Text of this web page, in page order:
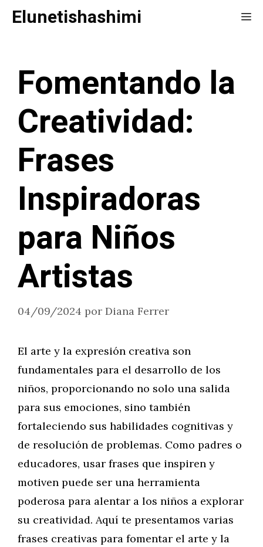
SaltarElunetishashimi
Fomentando la
Creatividad:
Frases
Inspiradoras
para Niños
Artistas
04/09/2024 por Diana Ferrer
El arte y la expresión creativa son
fundamentales para el desarrollo de los
niños, proporcionando no solo una salida
para sus emociones, sino también
fortaleciendo sus habilidades cognitivas y
de resolución de problemas. Como padres o
educadores, usar frases que inspiren y
motiven puede ser una herramienta
poderosa para alentar a los niños a explorar
su creatividad. Aquí te presentamos varias
frases creativas para fomentar el arte y la